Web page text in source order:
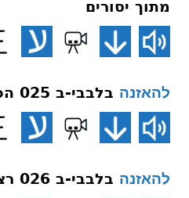
מתוך יסורים
להאזנה בלבבי-ב 025 הכרת מהות האני
להאזנה בלבבי-ב 026 רצוננו לעשות רצונך